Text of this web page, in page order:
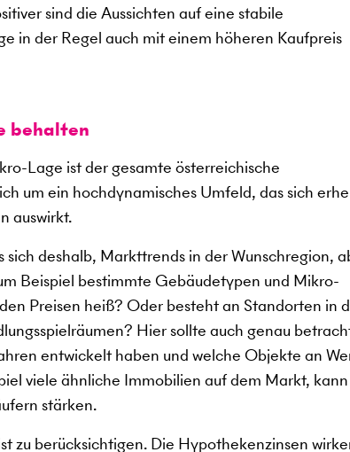
sind die Aussichten auf eine stabile
in der Regel auch mit einem höheren Kaufpreis
behalten
Lage ist der gesamte österreichische
um ein hochdynamisches Umfeld, das sich
auswirkt.
deshalb, Markttrends in der Wunschregion,
Beispiel bestimmte Gebäudetypen und Mikro-
Preisen heiß? Oder besteht an Standorten in
Hier sollte auch genau
entwickelt haben und welche Objekte an
viele ähnliche Immobilien auf dem Markt,
stärken.
zu berücksichtigen. Die Hypothekenzinsen